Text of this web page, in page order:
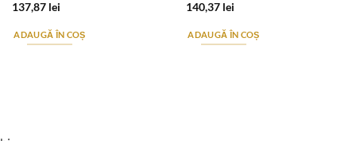
137,87 lei
ADAUGĂ ÎN COȘ
140,37 lei
ADAUGĂ ÎN COȘ